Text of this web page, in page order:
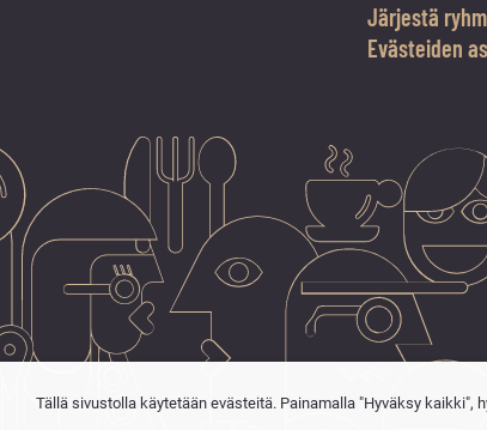
Järjestä
Evästeiden
Tällä sivustolla käytetään evästeitä. Painamalla "Hyväksy kaikki",